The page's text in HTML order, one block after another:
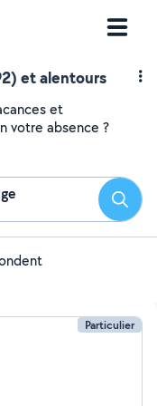
et alentours
et
votre absence ?
Particulier